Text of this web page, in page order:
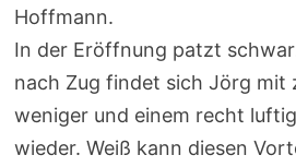
Hoffmann.
In der Eröffnung patzt
nach Zug findet sich Jörg mit
weniger und einem recht
wieder. Weiß kann diesen